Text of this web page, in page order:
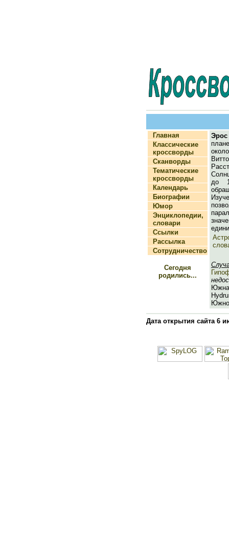
Главная
Классические
кроссворды
Сканворды
Тематические
кроссворды
Календарь
Биографии
Юмор
Энциклопедии,
словари
Ссылки
Рассылка
Сотрудничество
Сегодня
родились...
Эрос
до
Дата открытия сайта 6